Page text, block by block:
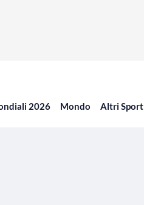
2026 Mondo Altri Sport